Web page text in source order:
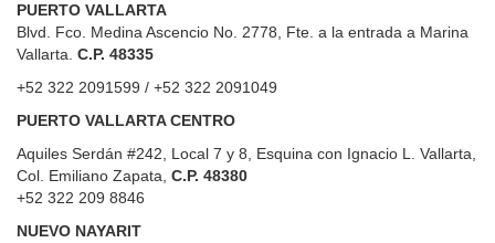
PUERTO VALLARTA
Blvd. Fco. Medina Ascencio No. 2778, Fte. a la entrada a Marina
Vallarta. C.P. 48335
+52 322 2091599 / +52 322 2091049
PUERTO VALLARTA CENTRO
Aquiles Serdán #242, Local 7 y 8, Esquina con Ignacio L. Vallarta,
Col. Emiliano Zapata, C.P. 48380
+52 322 209 8846
NUEVO NAYARIT